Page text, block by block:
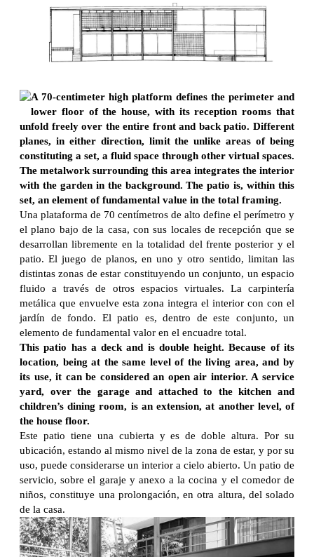
A 70-centimeter high platform defines the perimeter and
lower floor of the house, with its reception rooms that
unfold freely over the entire front and back patio. Different
planes, in either direction, limit the unlike areas of being
constituting a set, a fluid space through other virtual spaces.
The metalwork surrounding this area integrates the interior
with the garden in the background. The patio is, within this
set, an element of fundamental value in the total framing.
Una plataforma de 70 centímetros de alto define el perímetro y
el plano bajo de la casa, con sus locales de recepción que se
desarrollan libremente en la totalidad del frente posterior y el
patio. El juego de planos, en uno y otro sentido, limitan las
distintas zonas de estar constituyendo un conjunto, un espacio
fluido a través de otros espacios virtuales. La carpintería
metálica que envuelve esta zona integra el interior con con el
jardín de fondo. El patio es, dentro de este conjunto, un
elemento de fundamental valor en el encuadre total.
This patio has a deck and is double height. Because of its
location, being at the same level of the living area, and by
its use, it can be considered an open air interior. A service
yard, over the garage and attached to the kitchen and
children’s dining room, is an extension, at another level, of
the house floor.
Este patio tiene una cubierta y es de doble altura. Por su
ubicación, estando al mismo nivel de la zona de estar, y por su
uso, puede considerarse un interior a cielo abierto. Un patio de
servicio, sobre el garaje y anexo a la cocina y el comedor de
niños, constituye una prolongación, en otra altura, del solado
de la casa.